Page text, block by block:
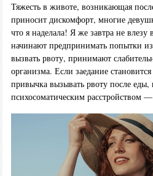
Тяжесть в животе, возникающая
приносит дискомфорт, многие
что я наделала! Я же завтра не
начинают предпринимать попытки
вызвать рвоту, принимают
организма. Если заедание
привычка вызывать рвоту после еды,
психосоматическим расстройством